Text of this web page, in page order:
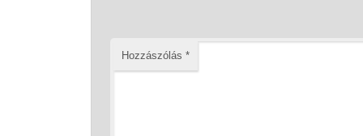
Hozzászólás *